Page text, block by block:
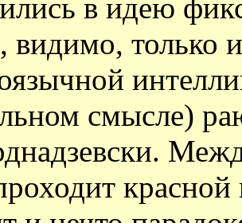
в идею
только
смысле)